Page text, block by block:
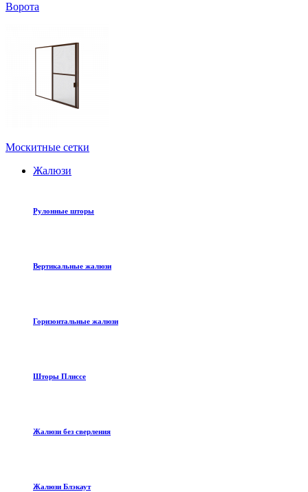
Ворота
Москитные сетки
Жалюзи
Рулонные шторы
Вертикальные жалюзи
Горизонтальные жалюзи
Шторы Плиссе
Жалюзи без сверления
Жалюзи Блэкаут